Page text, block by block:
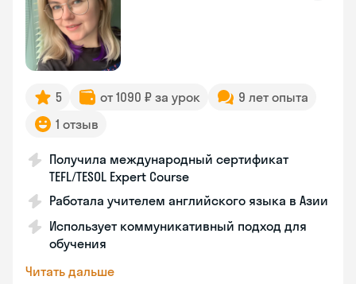
5 от 1090 ₽ за урок
9 лет опыта
1 отзыв
Получила международный сертификат
TEFL/TESOL Expert Course
Работала учителем английского языка в Азии
Использует коммуникативный подход для
обучения
Читать дальше